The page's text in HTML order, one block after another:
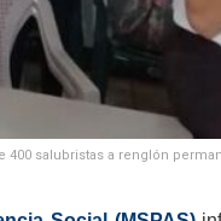
400 salubristas a renglón